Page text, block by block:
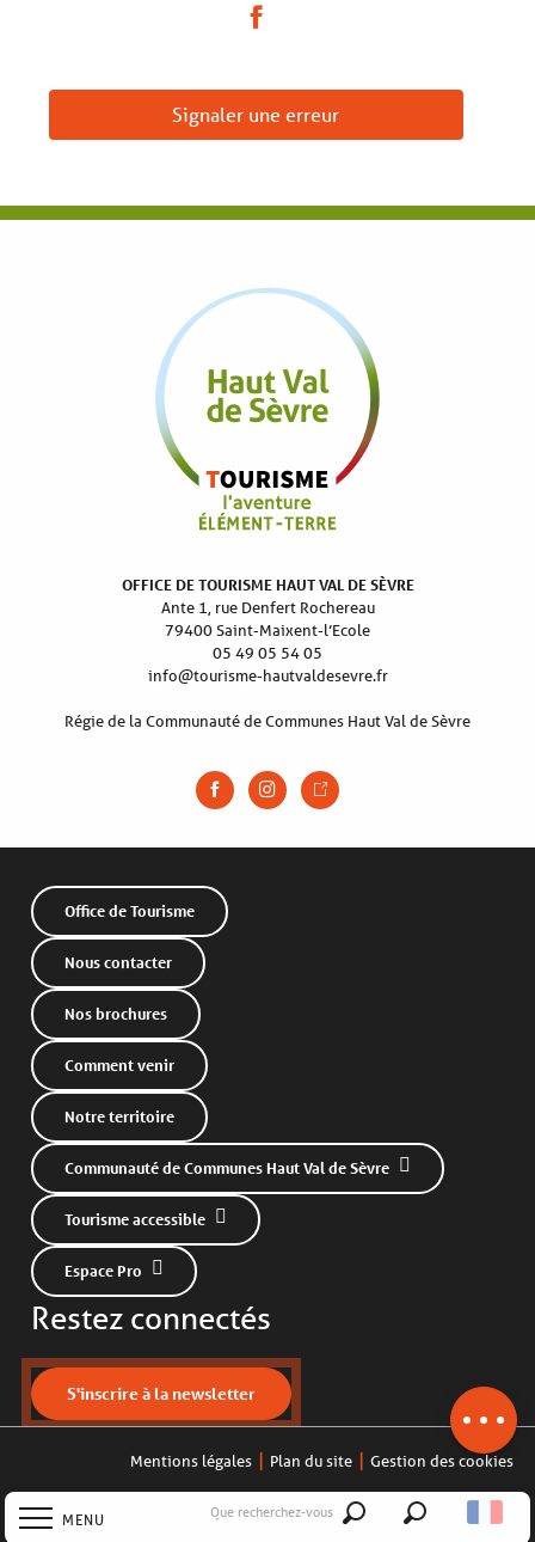
MENU Que recherchez-vous
Recherche
email
Signaler une erreur
OFFICE DE TOURISME HAUT VAL DE SÈVRE
Ante 1, rue Denfert Rochereau
79400 Saint-Maixent-l’Ecole
05 49 05 54 05
info@tourisme-hautvaldesevre.fr
Régie de la Communauté de Communes Haut Val de Sèvre
Office de Tourisme
Nous contacter
Nos brochures
Comment venir
Notre territoire
Communauté de Communes Haut Val de Sèvre
Tourisme accessible
Espace Pro
Restez connectés
S'inscrire à la newsletter
Mentions légales Plan du site Gestion des cookies